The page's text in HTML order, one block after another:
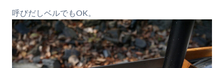
呼びだしベルでもOK。